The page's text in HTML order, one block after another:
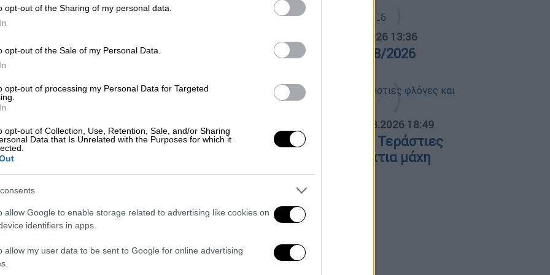
opt-out of the Sharing of my personal data.
opt-out of the Sale of my Personal Data.
opt-out of processing my Personal Data for Targeted
opt-out of Collection, Use, Retention, Sale, and/or Sharing
Data that Is Unrelated with the Purposes for which it
allow Google to enable storage related to advertising like cookies on
identifiers in apps.
allow my user data to be sent to Google for online advertising
Αθλητισμός|25.04.2026 23:23
θρίαμβος των Κρητικών 39 χρόνια
τελικό ο ΟΦΗ νίκησε τον ΠΑΟΚ στην
Live ΠΑΟΚ - ΟΦΗ: Στην παράταση
05.08.2026 13:36
Ώρα Ελλάδος 05/08/2026
06.08.2026 18:49
Φωτιά στη Σκύρο: Τεράστιες
φλόγες και ολονύχτια μάχη